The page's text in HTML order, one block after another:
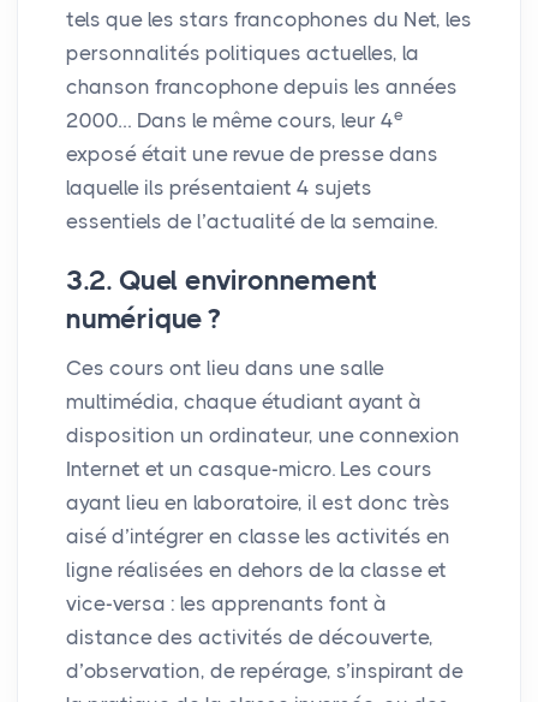
tels que les stars francophones du Net, les
personnalités politiques actuelles, la
chanson francophone depuis les années
2000… Dans le même cours, leur 4e
exposé était une revue de presse dans
laquelle ils présentaient 4 sujets
essentiels de l’actualité de la semaine.
3.2. Quel environnement
numérique?
Ces cours ont lieu dans une salle
multimédia, chaque étudiant ayant à
disposition un ordinateur, une connexion
Internet et un casque-micro. Les cours
ayant lieu en laboratoire, il est donc très
aisé d’intégrer en classe les activités en
ligne réalisées en dehors de la classe et
vice-versa : les apprenants font à
distance des activités de découverte,
d’observation, de repérage, s’inspirant de